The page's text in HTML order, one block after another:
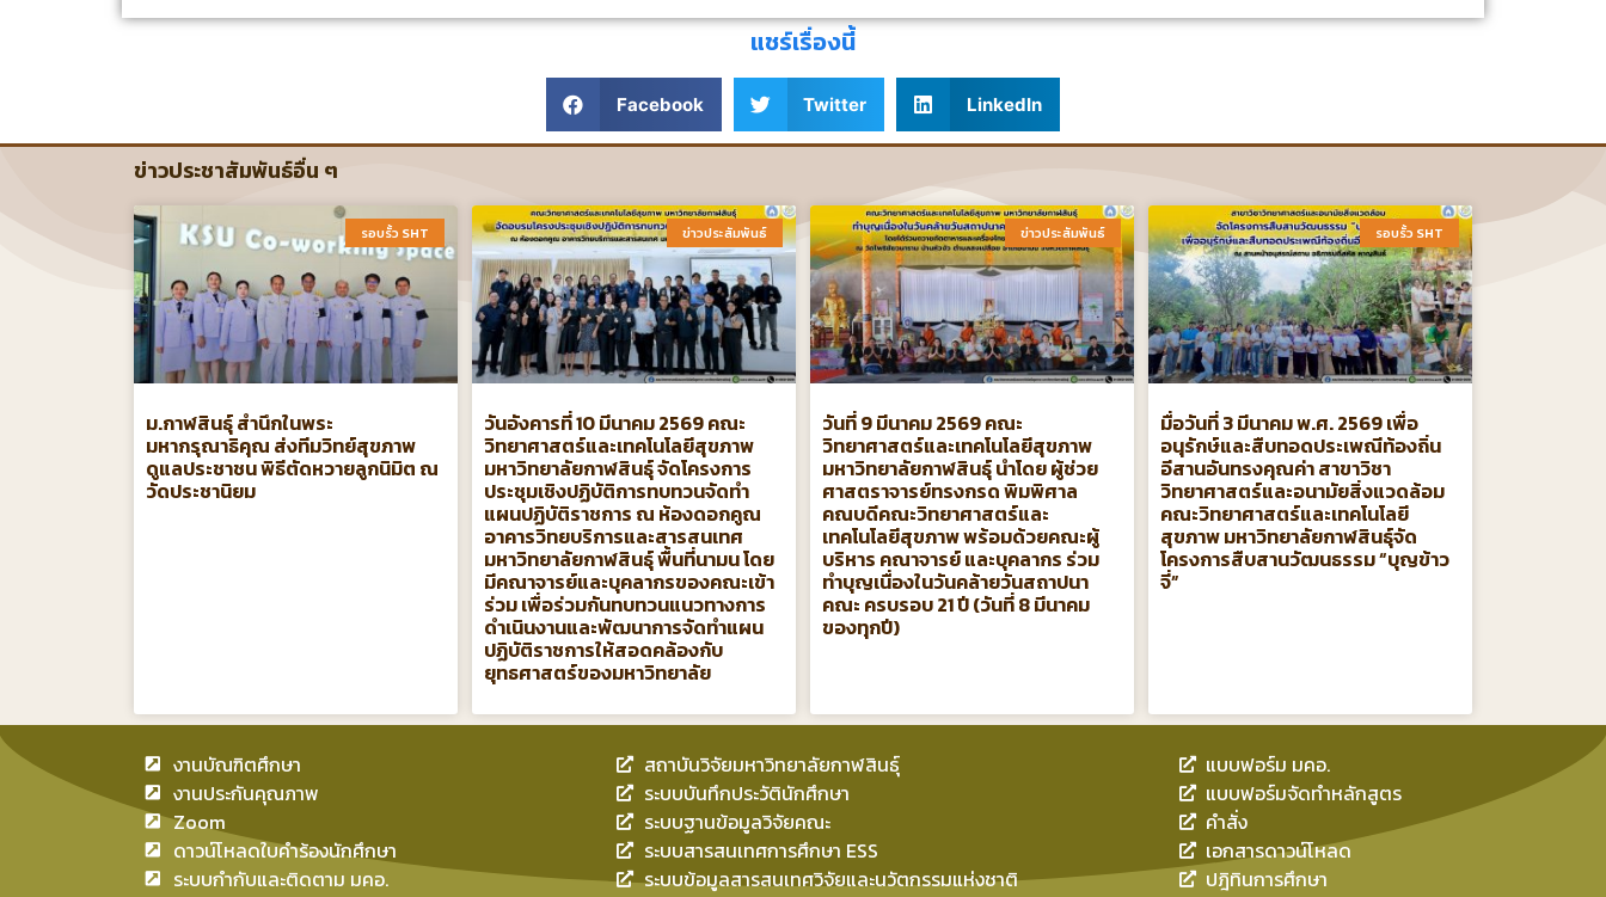
แชร์เรื่องนี้
Facebook Twitter LinkedIn
ข่าวประชาสัมพันธ์อื่น ๆ
รอบรั้ว SHT​
ม.กาฬสินธุ์ สำนึกในพระ
มหากรุณาธิคุณ ส่งทีมวิทย์สุขภาพ
ดูแลประชาชน พิธีตัดหวายลูกนิมิต ณ
วัดประชานิยม
ข่าวประสัมพันธ์​
วันอังคารที่ 10 มีนาคม 2569 คณะ
วิทยาศาสตร์และเทคโนโลยีสุขภาพ
มหาวิทยาลัยกาฬสินธุ์ จัดโครงการ
ประชุมเชิงปฏิบัติการทบทวนจัดทํา
แผนปฏิบัติราชการ ณ ห้องดอกคูณ
อาคารวิทยบริการและสารสนเทศ
มหาวิทยาลัยกาฬสินธุ์ พื้นที่นามน โดย
มีคณาจารย์และบุคลากรของคณะเข้า
ร่วม เพื่อร่วมกันทบทวนแนวทางการ
ดำเนินงานและพัฒนาการจัดทำแผน
ปฏิบัติราชการให้สอดคล้องกับ
ยุทธศาสตร์ของมหาวิทยาลัย
ข่าวประสัมพันธ์​
วันที่ 9 มีนาคม 2569 คณะ
วิทยาศาสตร์และเทคโนโลยีสุขภาพ
มหาวิทยาลัยกาฬสินธุ์ นำโดย ผู้ช่วย
ศาสตราจารย์ทรงกรด พิมพิศาล
คณบดีคณะวิทยาศาสตร์และ
เทคโนโลยีสุขภาพ พร้อมด้วยคณะผู้
บริหาร คณาจารย์ และบุคลากร ร่วม
ทำบุญเนื่องในวันคล้ายวันสถาปนา
คณะ ครบรอบ 21 ปี (วันที่ 8 มีนาคม
ของทุกปี)
รอบรั้ว SHT​
มื่อวันที่ 3 มีนาคม พ.ศ. 2569 เพื่อ
อนุรักษ์และสืบทอดประเพณีท้องถิ่น
อีสานอันทรงคุณค่า สาขาวิชา
วิทยาศาสตร์และอนามัยสิ่งแวดล้อม
คณะวิทยาศาสตร์และเทคโนโลยี
สุขภาพ มหาวิทยาลัยกาฬสินธุ์จัด
โครงการสืบสานวัฒนธรรม “บุญข้าว
จี่”
งานบัณฑิตศึกษา
งานประกันคุณภาพ
Zoom
ดาวน์โหลดใบคำร้องนักศึกษา
ระบบกำกับและติดตาม มคอ.
สถาบันวิจัยมหาวิทยาลัยกาฬสินธุ์
ระบบบันทึกประวัตินักศึกษา
ระบบฐานข้อมูลวิจัยคณะ
ระบบสารสนเทศการศึกษา ESS
ระบบข้อมูลสารสนเทศวิจัยและนวัตกรรมแห่งชาติ
แบบฟอร์ม มคอ.
แบบฟอร์มจัดทำหลักสูตร
คำสั่ง
เอกสารดาวน์โหลด
ปฎิทินการศึกษา